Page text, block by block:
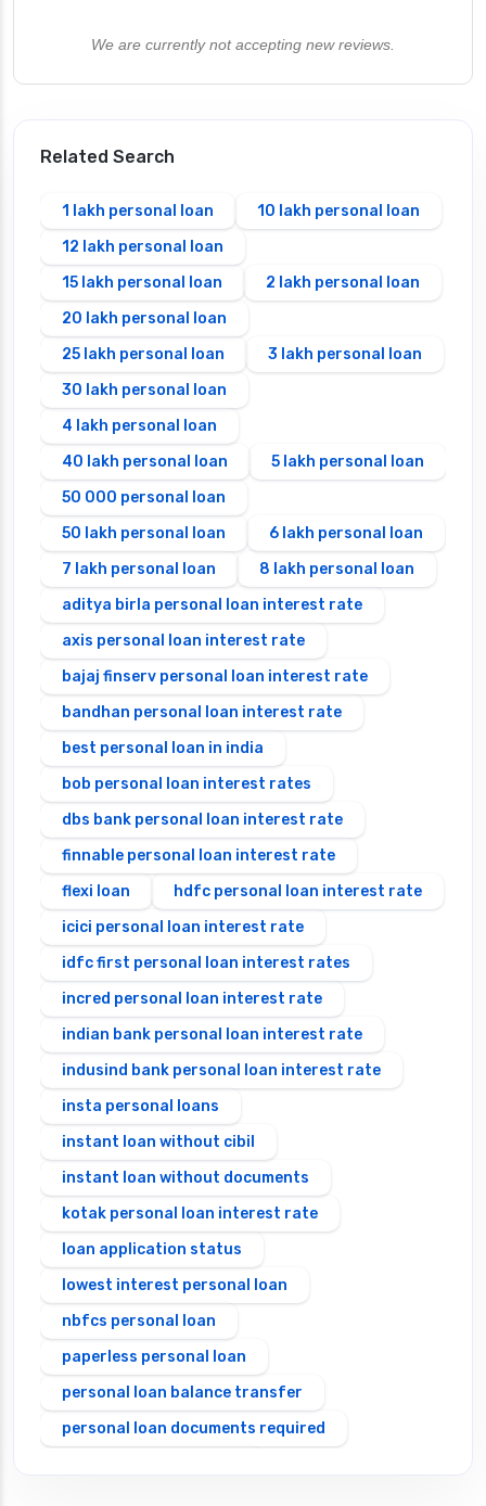
We are currently not accepting new reviews.
Related Search
1 lakh personal loan
10 lakh personal loan
12 lakh personal loan
15 lakh personal loan
2 lakh personal loan
20 lakh personal loan
25 lakh personal loan
3 lakh personal loan
30 lakh personal loan
4 lakh personal loan
40 lakh personal loan
5 lakh personal loan
50 000 personal loan
50 lakh personal loan
6 lakh personal loan
7 lakh personal loan
8 lakh personal loan
aditya birla personal loan interest rate
axis personal loan interest rate
bajaj finserv personal loan interest rate
bandhan personal loan interest rate
best personal loan in india
bob personal loan interest rates
dbs bank personal loan interest rate
finnable personal loan interest rate
flexi loan
hdfc personal loan interest rate
icici personal loan interest rate
idfc first personal loan interest rates
incred personal loan interest rate
indian bank personal loan interest rate
indusind bank personal loan interest rate
insta personal loans
instant loan without cibil
instant loan without documents
kotak personal loan interest rate
loan application status
lowest interest personal loan
nbfcs personal loan
paperless personal loan
personal loan balance transfer
personal loan documents required